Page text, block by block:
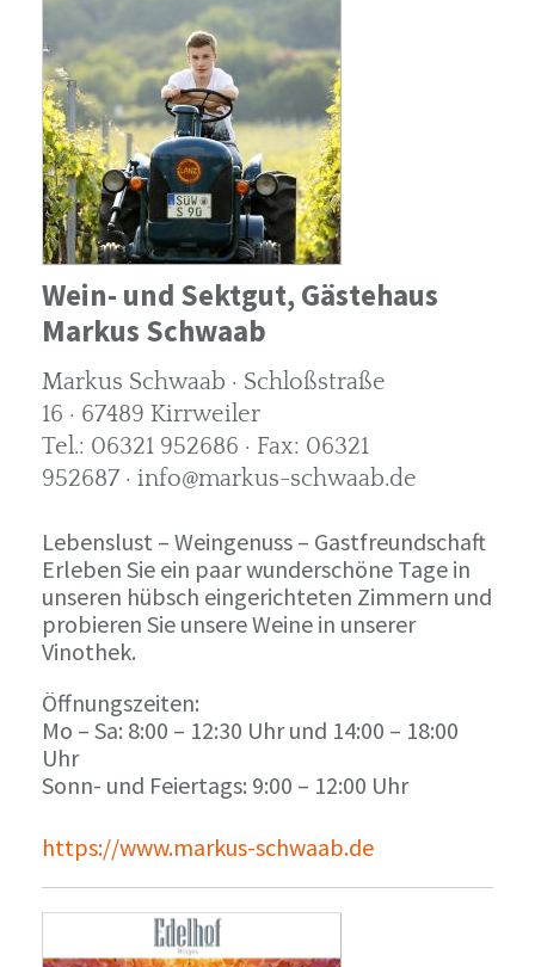
Wein- und Sektgut, Gästehaus
Markus Schwaab
Markus Schwaab · Schloßstraße
16 · 67489 Kirrweiler
Tel.: 06321 952686 · Fax: 06321
952687 · info@markus-schwaab.de
Lebenslust – Weingenuss – Gastfreundschaft
Erleben Sie ein paar wunderschöne Tage in
unseren hübsch eingerichteten Zimmern und
probieren Sie unsere Weine in unserer
Vinothek.
Öffnungszeiten:
Mo – Sa: 8:00 – 12:30 Uhr und 14:00 – 18:00
Uhr
Sonn- und Feiertags: 9:00 – 12:00 Uhr
https://www.markus-schwaab.de